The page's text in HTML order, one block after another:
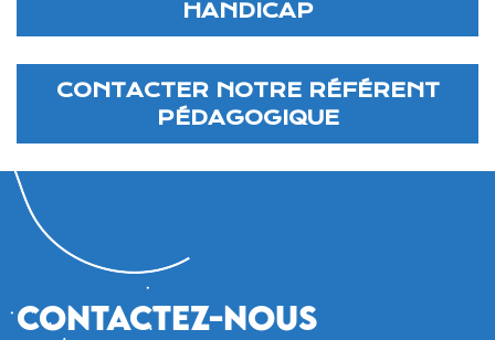
HANDICAP
CONTACTER NOTRE RÉFÉRENT
PÉDAGOGIQUE
Contactez-nous